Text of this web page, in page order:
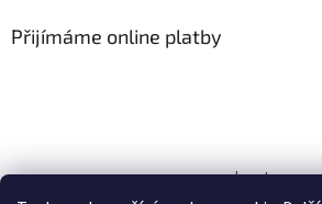
Přijímáme online platby
wood partner